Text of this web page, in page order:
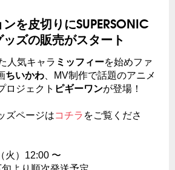
を皮切りにSUPERSONIC
ズの販売がスタート
人気キャラ ミッフィーを始めファ
ちいかわ 、MV制作で話題のアニメ
ロジェクト ピギーワンが登場！
ズページはコチラ をご覧くださ
火）12:00 〜